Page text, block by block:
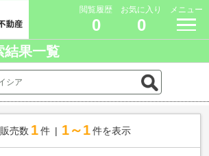
閲覧履歴
0
お気に入り
0
メニュー
結果一覧
販売数 1 件 1～1 件を表示